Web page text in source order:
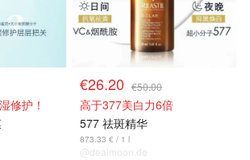
修护！
€26.20 €50.00
高于377美白力6倍
577 祛斑精华
873.33 € / 1 l
@dealmoon.de